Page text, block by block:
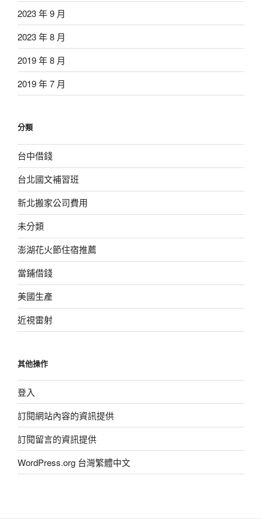
2023 年 9 月
2023 年 8 月
2019 年 8 月
2019 年 7 月
分類
台中借錢
台北國文補習班
新北搬家公司費用
未分類
澎湖花火節住宿推薦
當鋪借錢
美國生產
近視雷射
其他操作
登入
訂閱網站內容的資訊提供
訂閱留言的資訊提供
WordPress.org 台灣繁體中文